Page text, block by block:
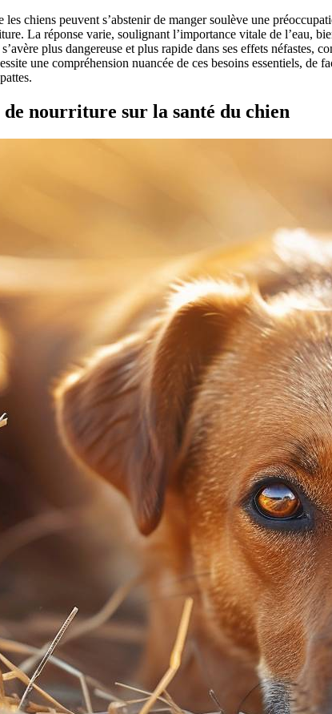
chiens peuvent s’abstenir de manger soulève une
La réponse varie, soulignant l’importance vitale de l’eau,
plus dangereuse et plus rapide dans ses effets néfastes,
une compréhension nuancée de ces besoins essentiels, de
de nourriture sur la santé du chien